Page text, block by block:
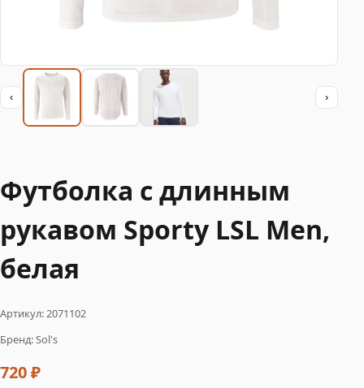
‹ ›
Футболка с длинным
рукавом Sporty LSL Men,
белая
Артикул: 2071102
Бренд: Sol's
720 ₽